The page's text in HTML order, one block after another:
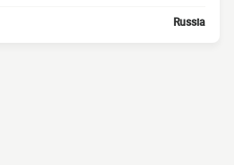
Russia